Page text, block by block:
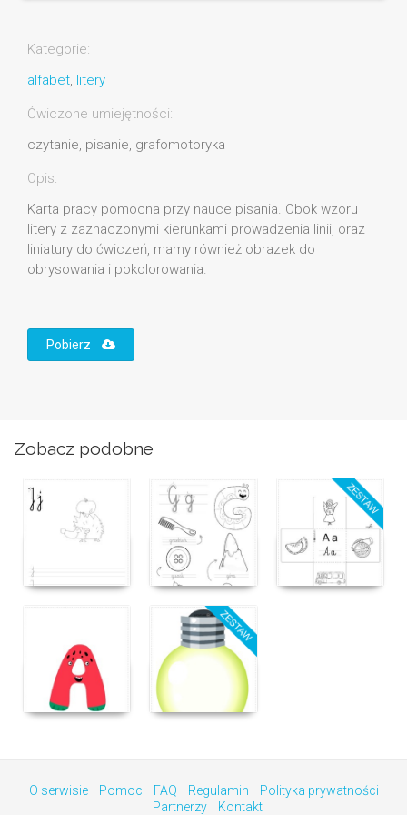
Kategorie:
alfabet, litery
Ćwiczone umiejętności:
czytanie, pisanie, grafomotoryka
Opis:
Karta pracy pomocna przy nauce pisania. Obok wzoru
litery z zaznaczonymi kierunkami prowadzenia linii, oraz
liniatury do ćwiczeń, mamy również obrazek do
obrysowania i pokolorowania.
Pobierz
Zobacz podobne
O serwisie Pomoc FAQ Regulamin
Polityka prywatności
Partnerzy
Kontakt